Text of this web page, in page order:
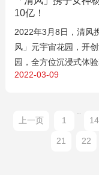
10亿！
2022年3月8日，清风
风」元宇宙花园，开
园，全方位沉浸式体验
2022-03-09
上一页 1 14
21 22